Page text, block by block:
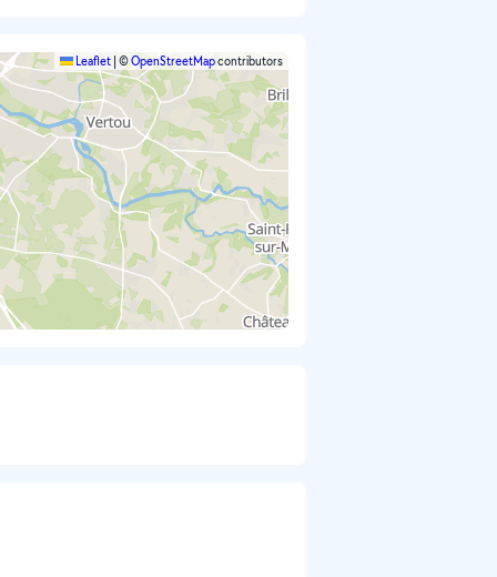
Leaflet ©OpenStreetMapcontributors